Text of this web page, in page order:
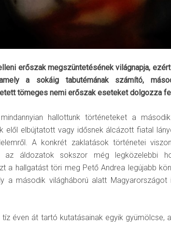
erőszak megszüntetésének világnapja,
a sokáig tabutémának számító,
tömeges nemi erőszak eseteket dolgozza
hallottunk történeteket a
elől elbújtatott vagy idősnek álcázott fiatal
A konkrét zaklatások történetei
az áldozatok sokszor még legközelebbi
a hallgatást töri meg Pető Andrea legújabb
a második világháború alatt Magyarországot
éven át tartó kutatásainak egyik gyümölcse,